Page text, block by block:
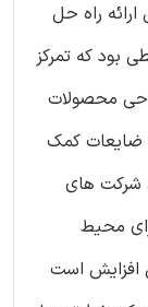
راه حل
بود که تمرکز
محصولات
ضایعات کمک
شرکت های
محیط
افزایش است